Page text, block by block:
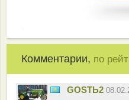
Комментарии, по
GOSTЬ2